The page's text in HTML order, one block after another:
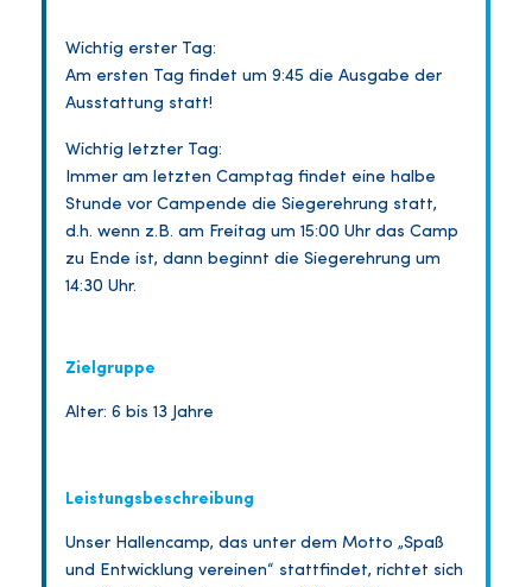
Wichtig erster Tag:
Am ersten Tag findet um 9:45 die Ausgabe der
Ausstattung statt!
Wichtig letzter Tag:
Immer am letzten Camptag findet eine halbe
Stunde vor Campende die Siegerehrung statt,
d.h. wenn z.B. am Freitag um 15:00 Uhr das Camp
zu Ende ist, dann beginnt die Siegerehrung um
14:30 Uhr.
Zielgruppe
Alter: 6 bis 13 Jahre
Leistungsbeschreibung
Unser Hallencamp, das unter dem Motto „Spaß
und Entwicklung vereinen“ stattfindet, richtet sich